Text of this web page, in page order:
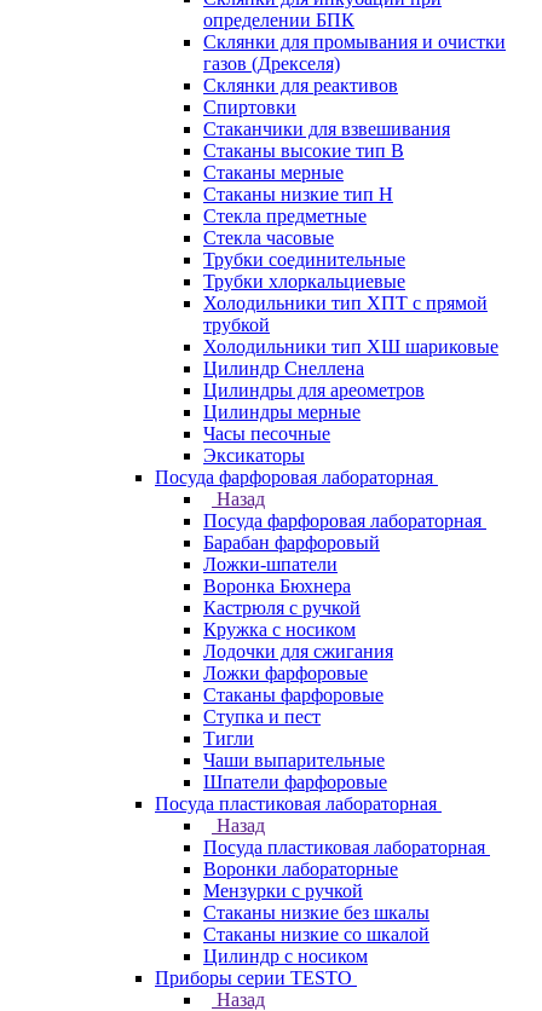
определении БПК
Склянки для промывания и очистки
газов (Дрекселя)
Склянки для реактивов
Спиртовки
Стаканчики для взвешивания
Стаканы высокие тип В
Стаканы мерные
Стаканы низкие тип Н
Стекла предметные
Стекла часовые
Трубки соединительные
Трубки хлоркальциевые
Холодильники тип ХПТ с прямой
трубкой
Холодильники тип ХШ шариковые
Цилиндр Снеллена
Цилиндры для ареометров
Цилиндры мерные
Часы песочные
Эксикаторы
Посуда фарфоровая лабораторная
Назад
Посуда фарфоровая лабораторная
Барабан фарфоровый
Ложки-шпатели
Воронка Бюхнера
Кастрюля с ручкой
Кружка с носиком
Лодочки для сжигания
Ложки фарфоровые
Стаканы фарфоровые
Ступка и пест
Тигли
Чаши выпарительные
Шпатели фарфоровые
Посуда пластиковая лабораторная
Назад
Посуда пластиковая лабораторная
Воронки лабораторные
Мензурки с ручкой
Стаканы низкие без шкалы
Стаканы низкие со шкалой
Цилиндр с носиком
Приборы серии TESTO
Назад